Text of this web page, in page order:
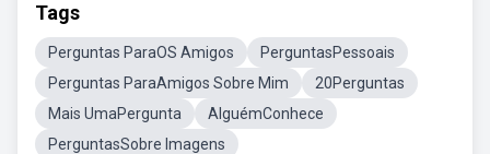
Tags
Perguntas ParaOS Amigos
PerguntasPessoais
Perguntas ParaAmigos Sobre Mim
20Perguntas
Mais UmaPergunta
AlguémConhece
PerguntasSobre Imagens